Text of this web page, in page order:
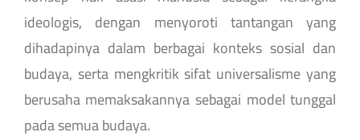
ideologis, dengan menyoroti tantangan yang
dihadapinya dalam berbagai konteks sosial dan
budaya, serta mengkritik sifat universalisme yang
berusaha memaksakannya sebagai model tunggal
pada semua budaya.